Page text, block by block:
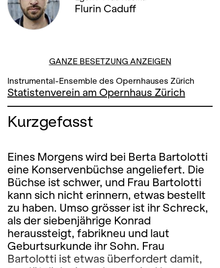
Flurin Caduff
GANZE BESETZUNG ANZEIGEN
Instrumental-Ensemble des Opernhauses Zürich
Statistenverein am Opernhaus Zürich
Kurzgefasst
Eines Morgens wird bei Berta Bartolotti
eine Konservenbüchse angeliefert. Die
Büchse ist schwer, und Frau Bartolotti
kann sich nicht erinnern, etwas bestellt
zu haben. Umso grösser ist ihr Schreck,
als der siebenjährige Konrad
heraussteigt, fabrikneu und laut
Geburtsurkunde ihr Sohn. Frau
Bartolotti ist etwas überfordert damit,